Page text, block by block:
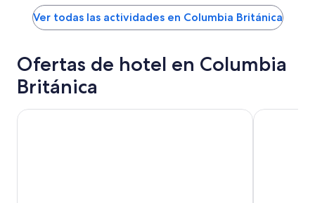
Ver todas las actividades en Columbia Británica
Ofertas de hotel en Columbia
Británica
The Westin Resort & Spa, Whistler Pangea